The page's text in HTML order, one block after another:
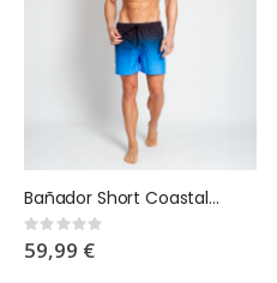
Bañador Short Coastalmen
Rating:
0%
59,99 €